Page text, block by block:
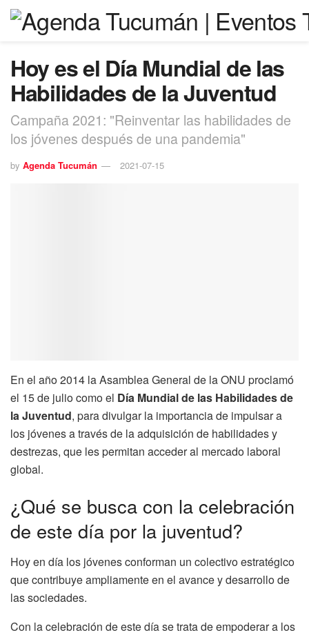
Hoy es el Día Mundial de las
Habilidades de la Juventud
Campaña 2021: "Reinventar las habilidades de
los jóvenes después de una pandemia"
by Agenda Tucumán 2021-07-15
En el año 2014 la Asamblea General de la ONU proclamó
el 15 de julio como el Día Mundial de las Habilidades de
la Juventud, para divulgar la importancia de impulsar a
los jóvenes a través de la adquisición de habilidades y
destrezas, que les permitan acceder al mercado laboral
global.
¿Qué se busca con la celebración
de este día por la juventud?
Hoy en día los jóvenes conforman un colectivo estratégico
que contribuye ampliamente en el avance y desarrollo de
las sociedades.
Con la celebración de este día se trata de empoderar a los